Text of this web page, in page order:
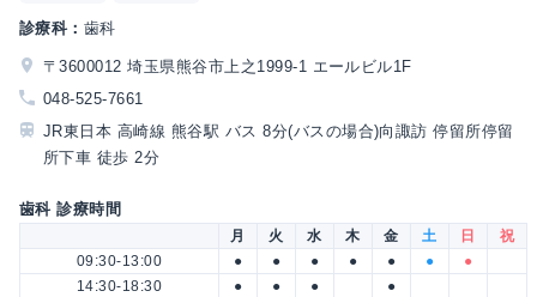
診療科： 歯科
〒3600012 埼玉県熊谷市上之1999-1 エールビル1F
048-525-7661
JR東日本 高崎線 熊谷駅 バス 8分(バスの場合)向諏訪 停留所停留
所下車 徒歩 2分
歯科 診療時間
月 火 水 木 金 土 日
祝
09:30-13:00
● ● ● ● ● ●
●
14:30-18:30
● ● ● ●